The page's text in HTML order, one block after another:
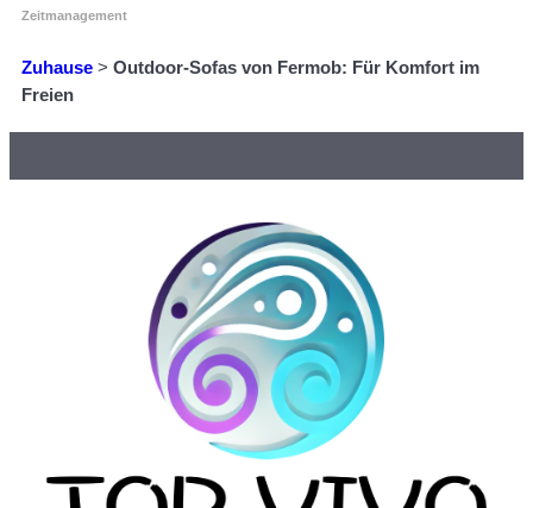
Zeitmanagement
Zuhause > Outdoor-Sofas von Fermob: Für Komfort im
Freien